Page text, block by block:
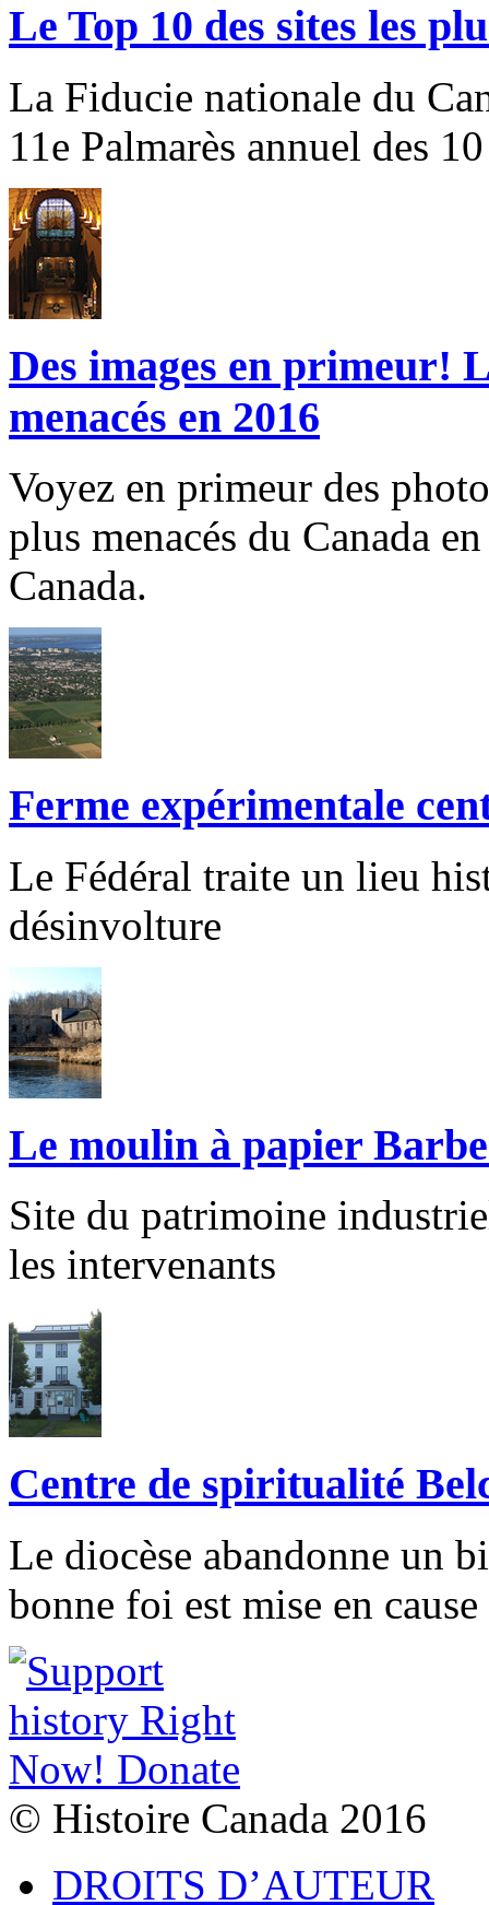
Le Top 10 des sites les
La Fiducie nationale du
11e Palmarès annuel des
Des images en primeur!
menacés en 2016
Voyez en primeur des
plus menacés du Canada
Canada.
Ferme expérimentale
Le Fédéral traite un lieu
désinvolture
Le moulin à papier
Site du patrimoine
les intervenants
Centre de spiritualité
Le diocèse abandonne un
bonne foi est mise en cause
© Histoire Canada 2016
DROITS D’AUTEUR